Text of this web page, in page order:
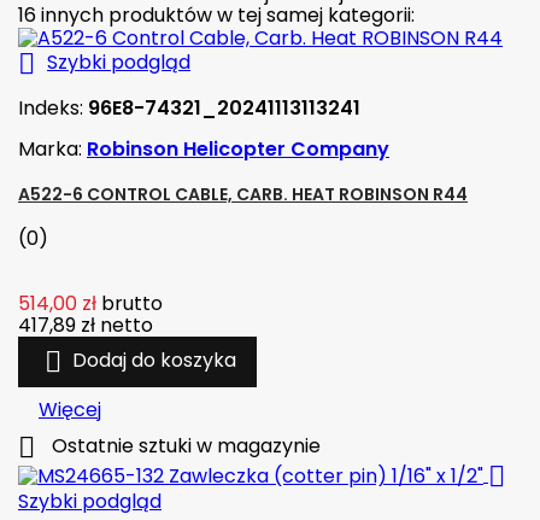
16 innych produktów w tej samej kategorii:
 Szybki podgląd
Indeks: 96E8-74321_20241113113241
Marka: Robinson Helicopter Company
A522-6 CONTROL CABLE, CARB. HEAT ROBINSON R44
(0)
514,00 zł brutto
417,89 zł netto
 Dodaj do koszyka
Więcej
 Ostatnie sztuki w magazynie

Szybki podgląd